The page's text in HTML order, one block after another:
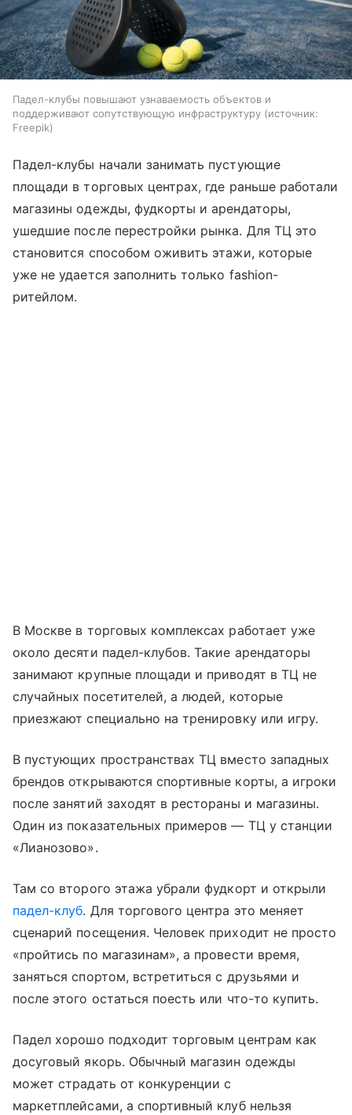
Падел-клубы повышают узнаваемость объектов и
поддерживают сопутствующую инфраструктуру
источник:
Freepik
Падел-клубы начали занимать пустующие
площади в торговых центрах, где раньше работали
магазины одежды, фудкорты и арендаторы,
ушедшие после перестройки рынка. Для ТЦ это
становится способом оживить этажи, которые
уже не удается заполнить только fashion-
ритейлом.
В Москве в торговых комплексах работает уже
около десяти падел-клубов. Такие арендаторы
занимают крупные площади и приводят в ТЦ не
случайных посетителей, а людей, которые
приезжают специально на тренировку или игру.
В пустующих пространствах ТЦ вместо западных
брендов открываются спортивные корты, а игроки
после занятий заходят в рестораны и магазины.
Один из показательных примеров — ТЦ у станции
«Лианозово».
Там со второго этажа убрали фудкорт и открыли
падел-клуб. Для торгового центра это меняет
сценарий посещения. Человек приходит не просто
«пройтись по магазинам», а провести время,
заняться спортом, встретиться с друзьями и
после этого остаться поесть или что-то купить.
Падел хорошо подходит торговым центрам как
досуговый якорь. Обычный магазин одежды
может страдать от конкуренции с
маркетплейсами, а спортивный клуб нельзя